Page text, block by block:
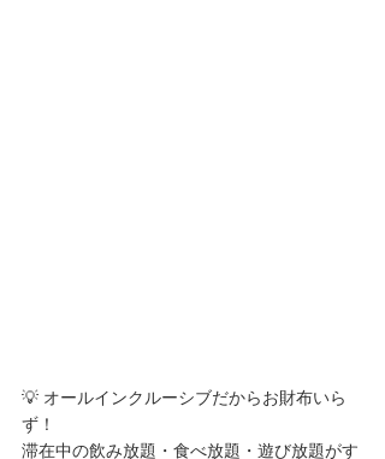
💡 オールインクルーシブだからお財布いら
ず！
滞在中の飲み放題・食べ放題・遊び放題がす